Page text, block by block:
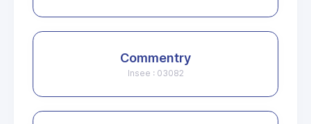
Commentry
Insee : 03082